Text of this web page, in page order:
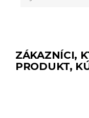
ZÁKAZNÍCI,
PRODUKT,